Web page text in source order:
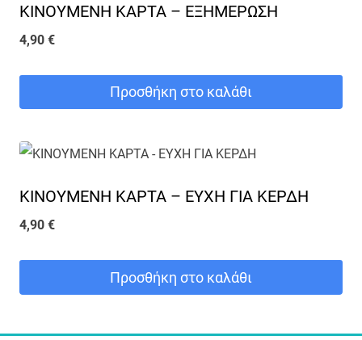
ΚΙΝΟΥΜΕΝΗ ΚΑΡΤΑ – ΕΞΗΜΕΡΩΣΗ
4,90 €
Προσθήκη στο καλάθι
ΚΙΝΟΥΜΕΝΗ ΚΑΡΤΑ – ΕΥΧΗ ΓΙΑ ΚΕΡΔΗ
4,90 €
Προσθήκη στο καλάθι